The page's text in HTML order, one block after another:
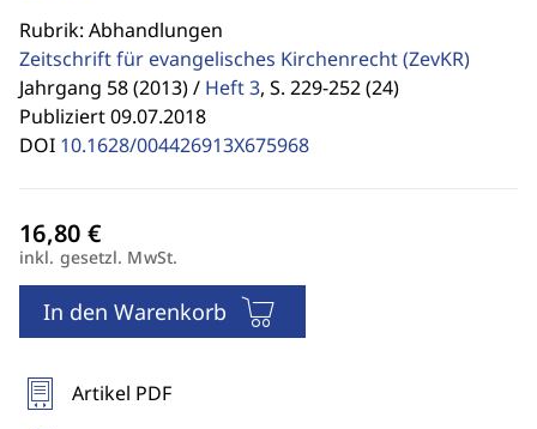
Rubrik: Abhandlungen
Zeitschrift für evangelisches Kirchenrecht(ZevKR)
Jahrgang 58 (2013) / Heft 3, S. 229-252 (24)
Publiziert 09.07.2018
DOI 10.1628/004426913X675968
inkl. gesetzl. MwSt.
In den Warenkorb
Artikel PDF